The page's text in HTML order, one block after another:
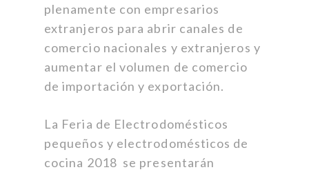
plenamente con empresarios
extranjeros para abrir canales de
comercio nacionales y extranjeros y
aumentar el volumen de comercio
de importación y exportación.
La Feria de Electrodomésticos
pequeños y electrodomésticos de
cocina 2018 se presentarán